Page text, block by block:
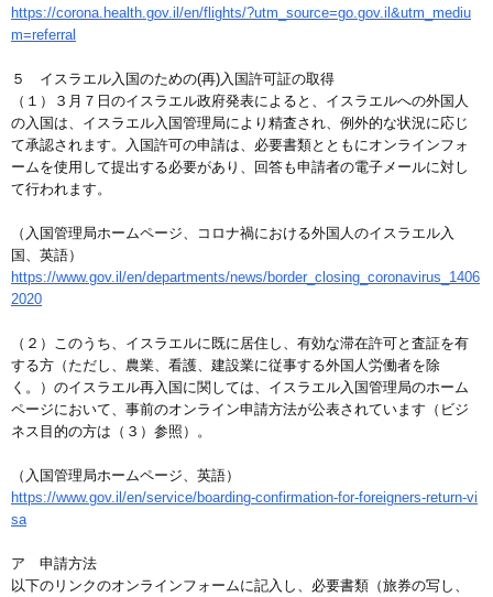
https://corona.health.gov.il/en/flights/?utm_source=go.gov.il&utm_mediu
m=referral
５ イスラエル入国のための(再)入国許可証の取得
（１）３月７日のイスラエル政府発表によると、イスラエルへの外国人
の入国は、イスラエル入国管理局により精査され、例外的な状況に応じ
て承認されます。入国許可の申請は、必要書類とともにオンラインフォ
ームを使用して提出する必要があり、回答も申請者の電子メールに対し
て行われます。
（入国管理局ホームページ、コロナ禍における外国人のイスラエル入
国、英語）
https://www.gov.il/en/departments/news/border_closing_coronavirus_1406
2020
（２）このうち、イスラエルに既に居住し、有効な滞在許可と査証を有
する方（ただし、農業、看護、建設業に従事する外国人労働者を除
く。）のイスラエル再入国に関しては、イスラエル入国管理局のホーム
ページにおいて、事前のオンライン申請方法が公表されています（ビジ
ネス目的の方は（３）参照）。
（入国管理局ホームページ、英語）
https://www.gov.il/en/service/boarding-confirmation-for-foreigners-return-vi
sa
ア 申請方法
以下のリンクのオンラインフォームに記入し、必要書類（旅券の写し、